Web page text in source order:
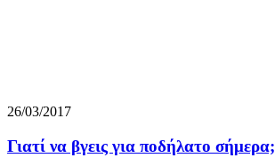
26/03/2017
Γιατί να βγεις για ποδήλατο σήμερα;